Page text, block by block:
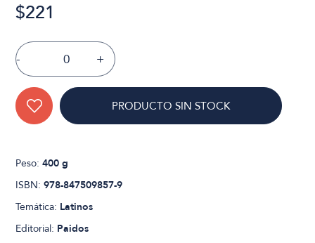
$221
- +
PRODUCTO SIN STOCK
Peso:400 g
ISBN:978-847509857-9
Temática: Latinos
Editorial: Paidos